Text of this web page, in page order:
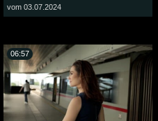
vom 03.07.2024
06:57